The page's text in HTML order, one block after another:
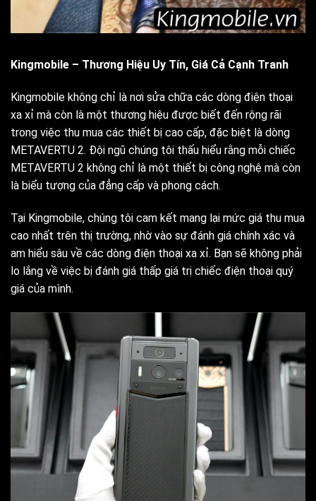
Kingmobile – Thương Hiệu Uy Tín, Giá Cả Cạnh Tranh
Kingmobile không chỉ là nơi sửa chữa các dòng điện thoại
xa xỉ mà còn là một thương hiệu được biết đến rộng rãi
trong việc thu mua các thiết bị cao cấp, đặc biệt là dòng
METAVERTU 2. Đội ngũ chúng tôi thấu hiểu rằng mỗi chiếc
METAVERTU 2 không chỉ là một thiết bị công nghệ mà còn
là biểu tượng của đẳng cấp và phong cách.
Tại Kingmobile, chúng tôi cam kết mang lại mức giá thu mua
cao nhất trên thị trường, nhờ vào sự đánh giá chính xác và
am hiểu sâu về các dòng điện thoại xa xỉ. Bạn sẽ không phải
lo lắng về việc bị đánh giá thấp giá trị chiếc điện thoại quý
giá của mình.